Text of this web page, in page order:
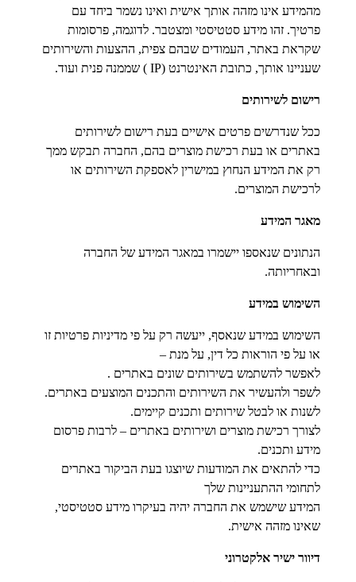
מהמידע אינו מזהה אותך אישית ואינו נשמר ביחד עם
פרטיך. זהו מידע סטטיסטי ומצטבר. לדוגמה, פרסומות
שקראת באתר, העמודים שבהם צפית, ההצעות והשירותים
שעניינו אותך, כתובת האינטרנט (IP ) שממנה פנית ועוד.
רישום לשירותים
ככל שנדרשים פרטים אישיים בעת רישום לשירותים
באתרים או בעת רכישת מוצרים בהם, החברה תבקש ממך
רק את המידע הנחוץ במישרין לאספקת השירותים או
לרכישת המוצרים.
מאגר המידע
הנתונים שנאספו יישמרו במאגר המידע של החברה
ובאחריותה.
השימוש במידע
השימוש במידע שנאסף, ייעשה רק על פי מדיניות פרטיות זו
או על פי הוראות כל דין, על מנת –
לאפשר להשתמש בשירותים שונים באתרים .
לשפר ולהעשיר את השירותים והתכנים המוצעים באתרים.
לשנות או לבטל שירותים ותכנים קיימים.
לצורך רכישת מוצרים ושירותים באתרים – לרבות פרסום
מידע ותכנים.
כדי להתאים את המודעות שיוצגו בעת הביקור באתרים
לתחומי ההתעניינות שלך
המידע שישמש את החברה יהיה בעיקרו מידע סטטיסטי,
שאינו מזהה אישית.
דיוור ישיר אלקטרוני